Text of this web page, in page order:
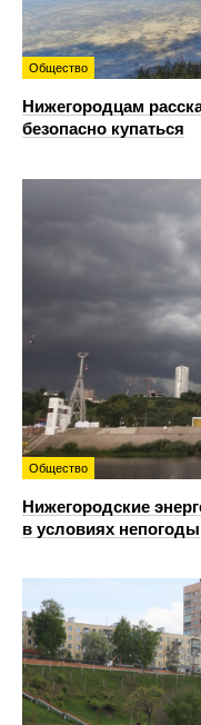
Общество
Нижегородцам
безопасно купаться
Общество
Нижегородские
в условиях непогоды